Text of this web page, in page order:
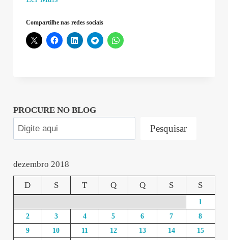
–
2018-
Compartilhe nas redes sociais
PROCURE NO BLOG
Pesquisar
dezembro 2018
D S T Q Q S S
1
2
3 4 5 6 7
8
9
10 11 12 13 14
15